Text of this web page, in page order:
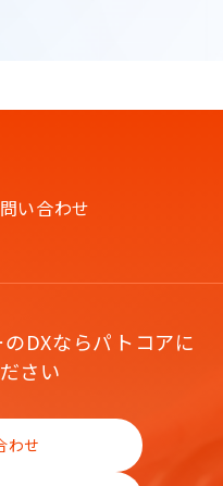
い合わせ
DXならパトコアに
さい
わせ